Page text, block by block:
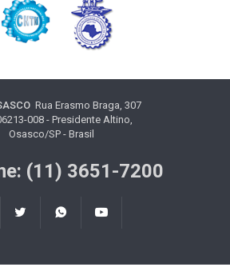
Rua Erasmo Braga, 307
008 - Presidente Altino,
Osasco/SP - Brasil
(11) 3651-7200